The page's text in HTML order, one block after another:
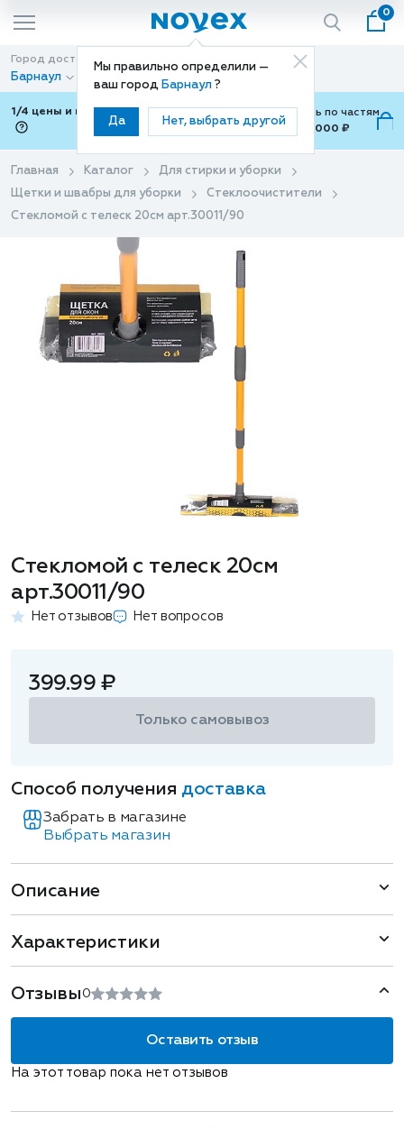
Мы правильно определили —
ваш город Барнаул ?
Да Нет, выбрать другой
0
Город доставки
Барнаул
Способ доставки
Доставка
1/4 цены и покупки ваши с Подели
Можно оплатить по частям
от 700 ₽ до 15,000 ₽
Главная Каталог
Для стирки и уборки
Щетки и швабры для уборки
Стеклоочистители
Стекломой c телеск 20см арт.30011/90
Стекломой c телеск 20см
арт.30011/90
Нет отзывов Нет вопросов
399.99 ₽
Только самовывоз
Способ получения доставка
Забрать в магазине
Выбрать магазин
Описание
Характеристики
Отзывы 0
Оставить отзыв
На этот товар пока нет отзывов